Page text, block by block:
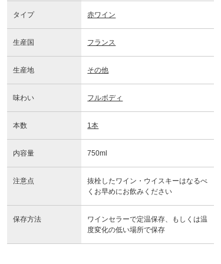
タイプ 赤ワイン
生産国 フランス
生産地 その他
味わい フルボディ
本数 1本
内容量 750ml
注意点
抜栓したワイン・ウイスキーはなるべ
くお早めにお飲みください
保存方法
ワインセラーで定温保存、もしくは温
度変化の低い場所で保存